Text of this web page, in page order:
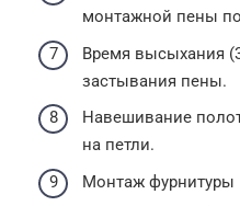
монтажной пены
Время высыхания
застывания пены.
Навешивание
на петли.
Монтаж фурнитуры